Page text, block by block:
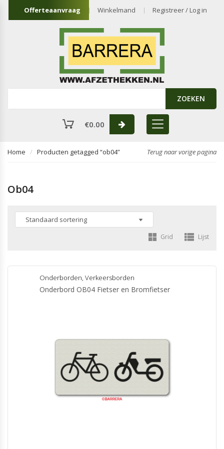
Offerteaanvraag Winkelmand Registreer / Log in
ZOEKEN
€0.00
Home Producten getagged “ob04” Terug naar vorige pagina
Ob04
Grid Lijst
Onderborden, Verkeersborden
Onderbord OB04 Fietser en Bromfietser